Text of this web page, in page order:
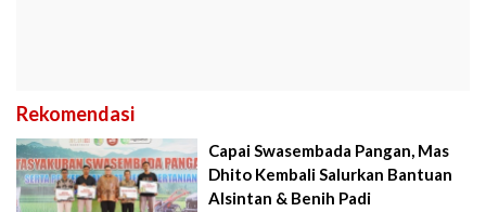
Rekomendasi
Capai Swasembada Pangan, Mas
Dhito Kembali Salurkan Bantuan
Alsintan & Benih Padi